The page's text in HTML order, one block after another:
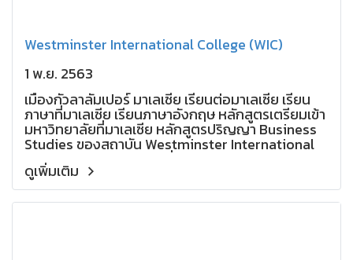
Westminster International College (WIC)
1 พ.ย. 2563
เมืองกัวลาลัมเปอร์ มาเลเซีย เรียนต่อมาเลเซีย เรียน
ภาษาที่มาเลเซีย เรียนภาษาอังกฤษ หลักสูตรเตรียมเข้า
มหาวิทยาลัยที่มาเลเซีย หลักสูตรปริญญา Business
Studies ของสถาบัน Westminster International
College ถูกออกแบบมาเพื่อเตรียมความพร้อมให้
นักเรียนได้เรียนรู้งานในด้านต่าง ๆ เกี่ยวกับธุรกิจ เพื่อ
เตรียมตัวในฐานะผู้บริหารในอนาคต ซึ่งนักเรียนจะได้
เรียนรู้ความหลากหลายของการค้า อุตสาหกรรม และ
ดูเพิ่มเติม